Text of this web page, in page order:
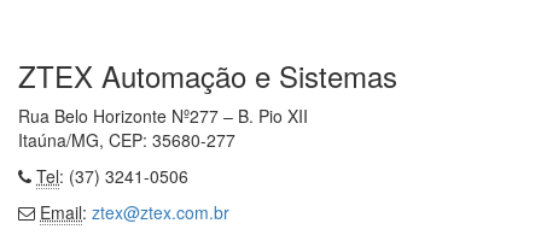
ZTEX Automação e Sistemas
Rua Belo Horizonte Nº277 – B. Pio XII
Itaúna/MG, CEP: 35680-277
Tel: (37) 3241-0506
Email: ztex@ztex.com.br